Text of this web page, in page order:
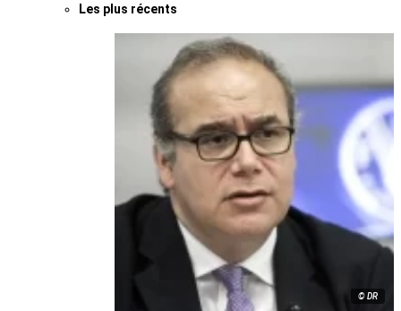
Les plus récents
© DR